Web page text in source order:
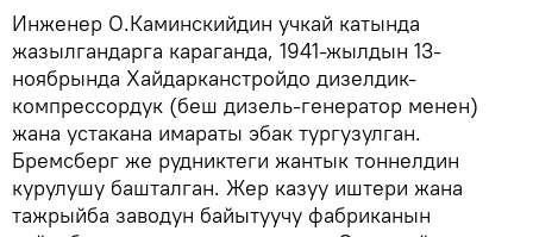
Инженер О.Каминскийдин учкай катында
жазылгандарга караганда, 1941-жылдын 13-
ноябрында Хайдарканстройдо дизелдик-
компрессордук (беш дизель-генератор менен)
жана устакана имараты эбак тургузулган.
Бремсберг же рудниктеги жантык тоннелдин
курулушу башталган. Жер казуу иштери жана
тажрыйба заводун байытуучу фабриканын